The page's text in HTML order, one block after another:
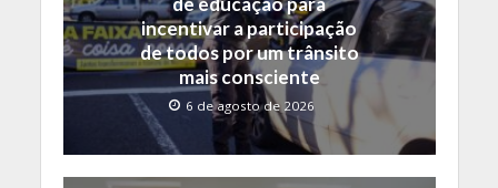
k p k
incentivar a participação
de todos por um trânsito
mais consciente
6 de agosto de 2026